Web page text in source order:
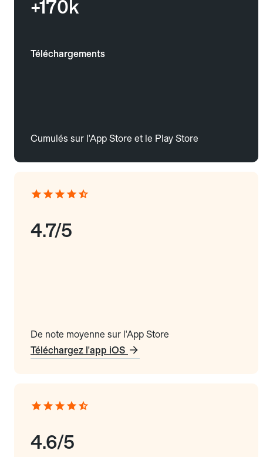
+170k
Téléchargements
Cumulés sur l'App Store et le Play Store
4.7/5
De note moyenne sur l'App Store
Téléchargez l'app iOS
4.6/5